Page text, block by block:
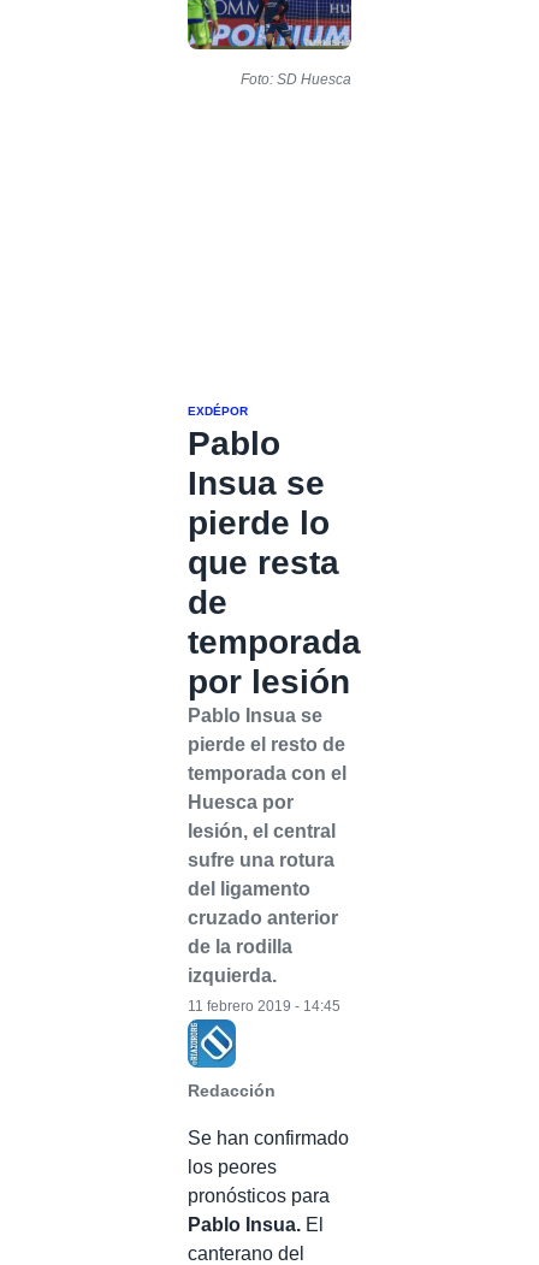
Foto: SD Huesca
EXDÉPOR
Pablo
Insua se
pierde lo
que resta
de
temporada
por lesión
Pablo Insua se
pierde el resto de
temporada con el
Huesca por
lesión, el central
sufre una rotura
del ligamento
cruzado anterior
de la rodilla
izquierda.
Redacción
11 febrero 2019 - 14:45
Se han confirmado
los peores
pronósticos para
Pablo Insua. El
canterano del